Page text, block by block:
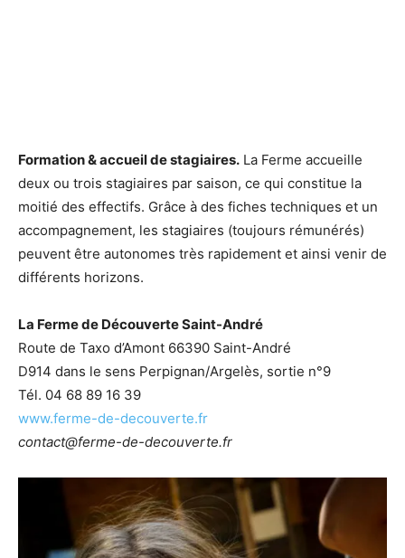
Formation & accueil de stagiaires. La Ferme accueille
deux ou trois stagiaires par saison, ce qui constitue la
moitié des effectifs. Grâce à des fiches techniques et un
accompagnement, les stagiaires (toujours rémunérés)
peuvent être autonomes très rapidement et ainsi venir de
différents horizons.
La Ferme de Découverte Saint-André
Route de Taxo d’Amont 66390 Saint-André
D914 dans le sens Perpignan/Argelès, sortie n°9
Tél. 04 68 89 16 39
www.ferme-de-decouverte.fr
contact@ferme-de-decouverte.fr